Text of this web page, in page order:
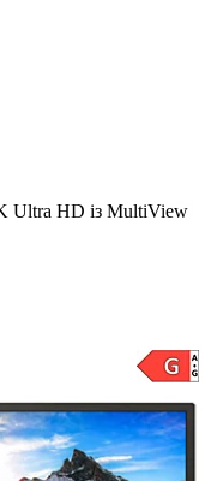
Ultra HD із MultiView